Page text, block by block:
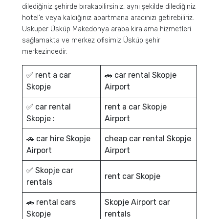
dilediğiniz şehirde bırakabilirsiniz, aynı şekilde dilediğiniz
hotel’e veya kaldığınız apartmana aracınızı getirebiliriz.
Uskuper Üsküp Makedonya araba kiralama hizmetleri
sağlamakta ve merkez ofisimiz Üsküp şehir
merkezindedir.
✅ rent a car
Skopje
🚗 car rental Skopje
Airport
✅ car rental
Skopje :
rent a car Skopje
Airport
🚗 car hire Skopje
Airport
cheap car rental Skopje
Airport
✅ Skopje car
rentals
rent car Skopje
🚗 rental cars
Skopje
Skopje Airport car
rentals